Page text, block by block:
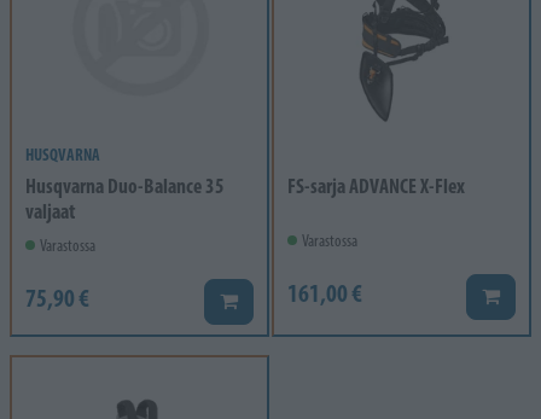
HUSQVARNA
Husqvarna Duo-Balance 35
valjaat
Varastossa
75,90 € Lisää koriin
FS-sarja ADVANCE X-Flex
Varastossa
161,00 € Lisää